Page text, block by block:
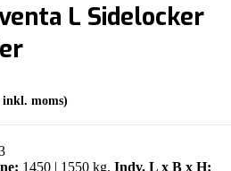
L Sidelocker
inkl. moms)
1450 | 1550 kg. Indv. L x B x H: